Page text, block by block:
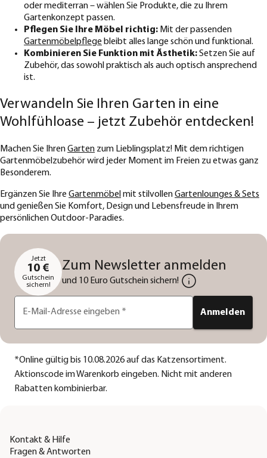
oder mediterran – wählen Sie Produkte, die zu Ihrem
Gartenkonzept passen.
Pflegen Sie Ihre Möbel richtig: Mit der passenden
Gartenmöbelpflege bleibt alles lange schön und funktional.
Kombinieren Sie Funktion mit Ästhetik:Setzen Sie auf
Zubehör, das sowohl praktisch als auch optisch ansprechend
ist.
Verwandeln Sie Ihren Garten in eine
Wohlfühloase – jetzt Zubehör entdecken!
Machen Sie IhrenGarten zum Lieblingsplatz! Mit dem richtigen
Gartenmöbelzubehör wird jeder Moment im Freien zu etwas ganz
Besonderem.
Ergänzen Sie Ihre Gartenmöbel mit stilvollenGartenlounges & Sets
und genießen Sie Komfort, Design und Lebensfreude in Ihrem
persönlichen Outdoor-Paradies.
Jetzt
10 €
Gutschein
sichern!
Zum Newsletter anmelden
und 10 Euro Gutschein sichern!
E-Mail-Adresse eingeben * Anmelden
*Online gültig bis 10.08.2026 auf das Katzensortiment.
Aktionscode im Warenkorb eingeben. Nicht mit anderen
Rabatten kombinierbar.
Kontakt & Hilfe
Fragen & Antworten